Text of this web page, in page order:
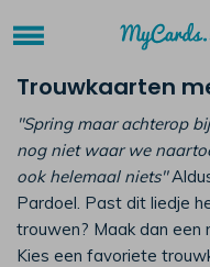
Trouwkaarten
"Spring maar achterop
nog niet waar we
ook helemaal niets"
Pardoel. Past dit liedje
trouwen? Maak dan een
Kies een favoriete